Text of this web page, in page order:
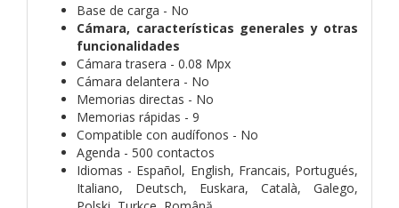
Base de carga - No
Cámara, características generales y otras
funcionalidades
Cámara trasera - 0.08 Mpx
Cámara delantera - No
Memorias directas - No
Memorias rápidas - 9
Compatible con audífonos - No
Agenda - 500 contactos
Idiomas - Español, English, Francais, Portugués,
Italiano, Deutsch, Euskara, Català, Galego,